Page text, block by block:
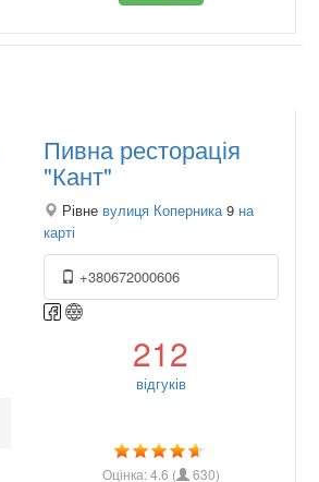
Пивна ресторація
"Кант"
Рівне вулиця Коперника 9 на
карті
+380672000606
212
відгуків
Оцінка:4.6 ( 630)